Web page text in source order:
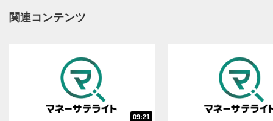
1
動画再生エリア
動画タイトル
動画タイトルが表示されます。クリックすると
YouTubeサイトに移動します。
関連コンテンツ
09:21